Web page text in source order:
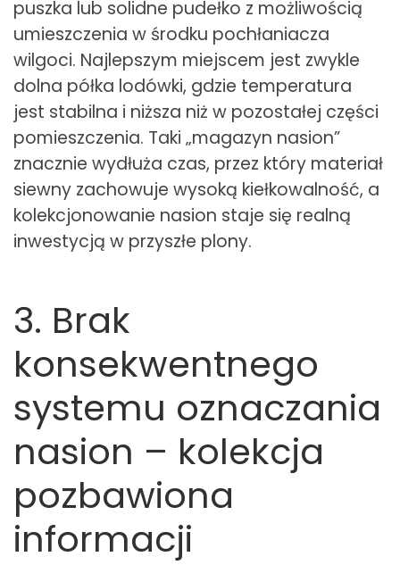
puszka lub solidne pudełko z możliwością
umieszczenia w środku pochłaniacza
wilgoci. Najlepszym miejscem jest zwykle
dolna półka lodówki, gdzie temperatura
jest stabilna i niższa niż w pozostałej części
pomieszczenia. Taki „magazyn nasion”
znacznie wydłuża czas, przez który materiał
siewny zachowuje wysoką kiełkowalność, a
kolekcjonowanie nasion staje się realną
inwestycją w przyszłe plony.
3. Brak
konsekwentnego
systemu oznaczania
nasion – kolekcja
pozbawiona
informacji